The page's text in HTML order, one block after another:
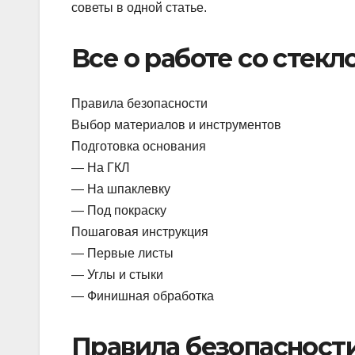
советы в одной статье.
Все о работе со
Правила безопасности
Выбор материалов и инструментов
Подготовка основания
— На ГКЛ
— На шпаклевку
— Под покраску
Пошаговая инструкция
— Первые листы
— Углы и стыки
— Финишная обработка
Правила